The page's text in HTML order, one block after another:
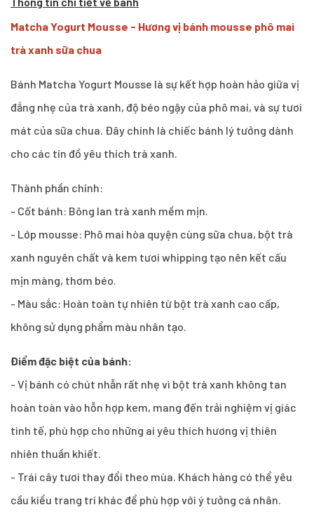
Matcha Yogurt Mousse - Hương vị bánh mousse phô mai
trà xanh sữa chua
Bánh Matcha Yogurt Mousse là sự kết hợp hoàn hảo giữa vị
đắng nhẹ của trà xanh, độ béo ngậy của phô mai, và sự tươi
mát của sữa chua. Đây chính là chiếc bánh lý tưởng dành
cho các tín đồ yêu thích trà xanh.
Thành phần chính:
- Cốt bánh: Bông lan trà xanh mềm mịn.
- Lớp mousse: Phô mai hòa quyện cùng sữa chua, bột trà
xanh nguyên chất và kem tươi whipping tạo nên kết cấu
mịn màng, thơm béo.
- Màu sắc: Hoàn toàn tự nhiên từ bột trà xanh cao cấp,
không sử dụng phẩm màu nhân tạo.
Điểm đặc biệt của bánh:
- Vị bánh có chút nhẫn rất nhẹ vì bột trà xanh không tan
hoàn toàn vào hỗn hợp kem, mang đến trải nghiệm vị giác
tinh tế, phù hợp cho những ai yêu thích hương vị thiên
nhiên thuần khiết.
- Trái cây tươi thay đổi theo mùa. Khách hàng có thể yêu
cầu kiểu trang trí khác để phù hợp với ý tưởng cá nhân.